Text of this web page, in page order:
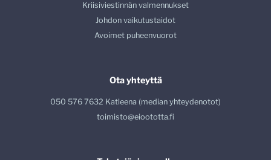
Kriisiviestinnän valmennukset
Johdon vaikutustaidot
Avoimet puheenvuorot
Ota yhteyttä
050 576 7632 Katleena (median yhteydenotot)
toimisto@eioototta.fi